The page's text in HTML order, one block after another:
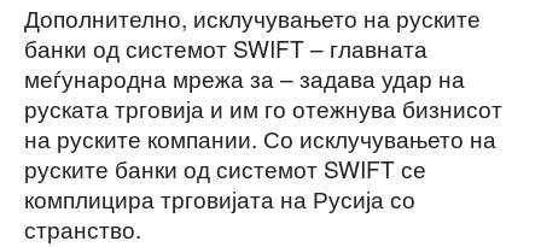
Дополнително, исклучувањето на руските
банки од системот SWIFT – главната
меѓународна мрежа за – задава удар на
руската трговија и им го отежнува бизнисот
на руските компании. Со исклучувањето на
руските банки од системот SWIFT се
комплицира трговијата на Русија со
странство.